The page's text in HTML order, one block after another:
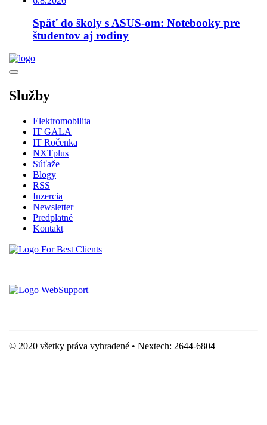
Späť do školy s ASUS-om: Notebooky pre
študentov aj rodiny
Služby
Elektromobilita
IT GALA
IT Ročenka
NXTplus
Súťaže
Blogy
RSS
Inzercia
Newsletter
Predplatné
Kontakt
© 2020 všetky práva vyhradené • Nextech: 2644-6804